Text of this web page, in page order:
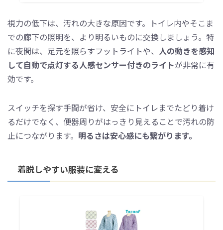
視力の低下は、汚れの大きな原因です。トイレ内やそこま
での廊下の照明を、より明るいものに交換しましょう。特
に夜間は、足元を照らすフットライトや、 人の動きを感知
して自動で点灯する人感センサー付きのライトが非常に有
効です。
スイッチを探す手間が省け、安全にトイレまでたどり着け
るだけでなく、便器周りがはっきり見えることで汚れの防
止につながります。 明るさは安心感にも繋がります。
着脱しやすい服装に変える